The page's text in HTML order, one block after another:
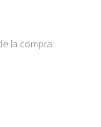
la compra